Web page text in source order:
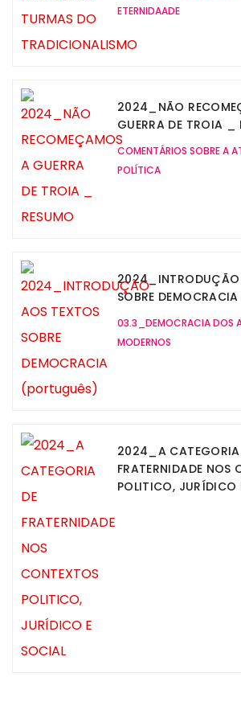
ETERNIDAADE
2024_NÃO
GUERRA DE TROIA _
COMENTÁRIOS SOBRE A
POLÍTICA
2024_INTRODUÇÃO
SOBRE
03.3_DEMOCRACIA DOS
MODERNOS
2024_A CATEGORIA
FRATERNIDADE NOS
POLITICO, JURÍDICO